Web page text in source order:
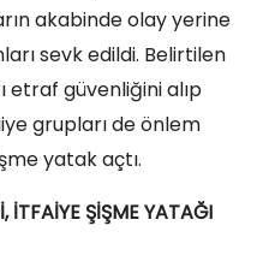
akabinde olay yerine
sevk edildi. Belirtilen
etraf güvenliğini alıp
grupları de önlem
yatak açtı.
İTFAİYE ŞİŞME YATAĞI